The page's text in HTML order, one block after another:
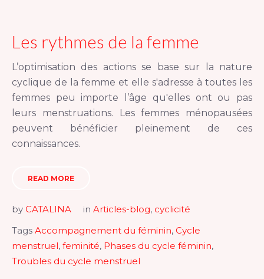
Les rythmes de la femme
L’optimisation des actions se base sur la nature
cyclique de la femme et elle s'adresse à toutes les
femmes peu importe l’âge qu'elles ont ou pas
leurs menstruations. Les femmes ménopausées
peuvent bénéficier pleinement de ces
connaissances.
READ MORE
by CATALINA in Articles-blog, cyclicité
Tags Accompagnement du féminin, Cycle
menstruel, feminité, Phases du cycle féminin,
Troubles du cycle menstruel